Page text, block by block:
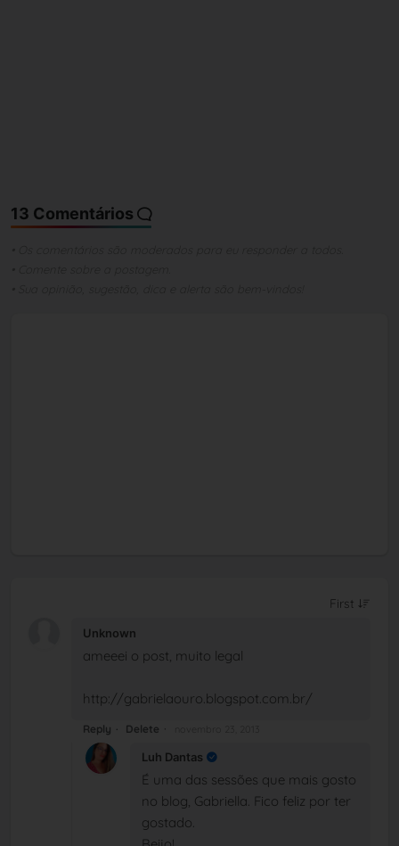
13 Comentários
Unknown
ameeei o post, muito legal
http://gabrielaouro.blogspot.com.br/
Reply Delete
Luh Dantas
É uma das sessões que mais gosto
no blog, Gabriella. Fico feliz por ter
gostado.